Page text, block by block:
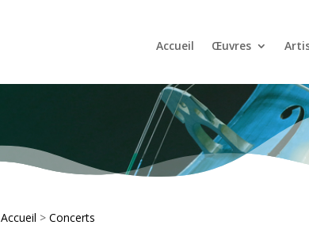
Accueil Œuvres
Accueil > Concerts